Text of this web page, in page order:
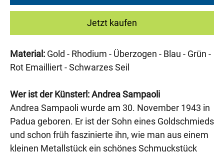
Jetzt kaufen
Material: Gold - Rhodium - Überzogen - Blau - Grün -
Rot Emailliert - Schwarzes Seil
Wer ist der Künsterl: Andrea Sampaoli
Andrea Sampaoli wurde am 30. November 1943 in
Padua geboren. Er ist der Sohn eines Goldschmieds
und schon früh faszinierte ihn, wie man aus einem
kleinen Metallstück ein schönes Schmuckstück